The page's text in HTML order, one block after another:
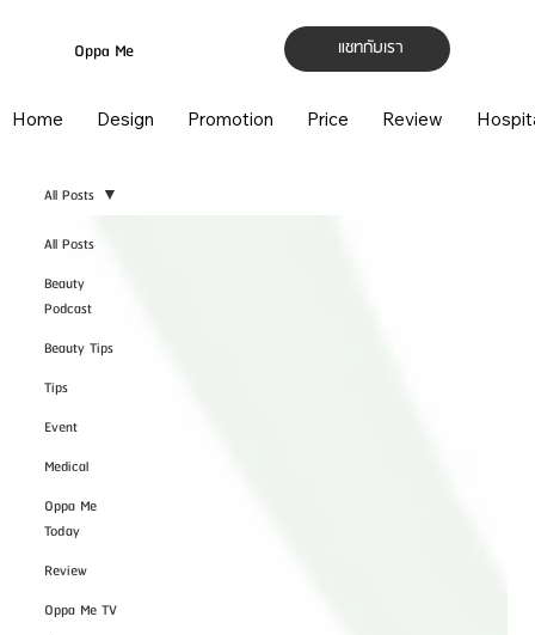
แชทกับเรา
Oppa Me
Home Design Promotion Price Review
All Posts
Beauty
Podcast
Beauty Tips
Tips
Event
Medical
Oppa Me
Today
Review
Oppa Me TV
All Posts